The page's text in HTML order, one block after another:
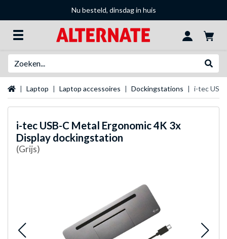
Nu besteld, dinsdag in huis
Startpagina
Laptop Laptop accessoires Dockingstations i-tec
i-tec USB-C Metal Ergonomic 4K 3x
Display dockingstation
(Grijs)